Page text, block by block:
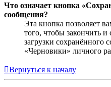
Что означает кнопка
сообщения?
Эта кнопка позволяет
того, чтобы закончить
загрузки сохранённого
«Черновики» личного
Вернуться к началу